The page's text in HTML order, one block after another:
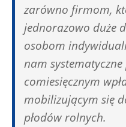
zarówno firmom,
jednorazowo duże
osobom
nam
comiesięcznym
mobilizującym się
płodów rolnych.